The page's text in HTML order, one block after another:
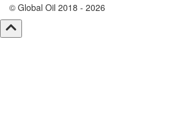
© Global Oil 2018 - 2026